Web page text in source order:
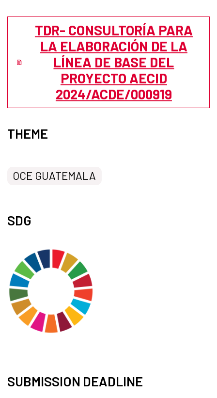
TDR- CONSULTORÍA PARA
LA ELABORACIÓN DE LA
LÍNEA DE BASE DEL
PROYECTO AECID
2024/ACDE/000919
THEME
OCE GUATEMALA
SDG
SUBMISSION DEADLINE